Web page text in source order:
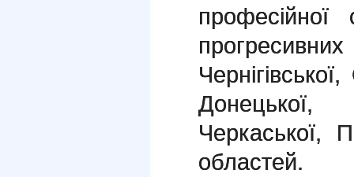
професійної
Донецької,
Черкаської,
областей.